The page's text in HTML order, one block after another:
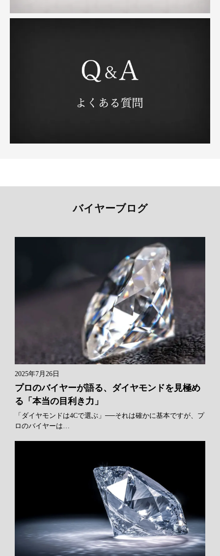
バイヤーブログ
2025年7月26日
プロのバイヤーが語る、ダイヤモンドを見極め
る「本当の目利き力」
「ダイヤモンドは4Cで選ぶ」──それは確かに基本ですが、プ
ロのバイヤーは…